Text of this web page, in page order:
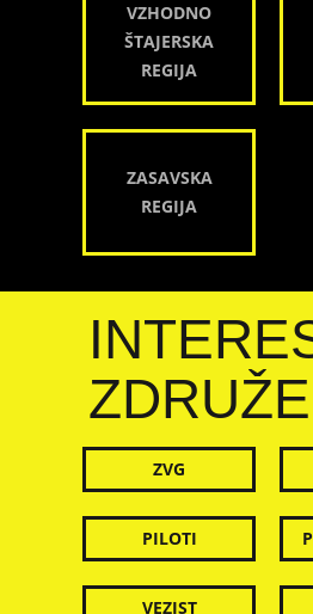
VZHODNO
ŠTAJERSKA
REGIJA
ZASAVSKA
REGIJA
ZVG
PILOTI
VEZIST